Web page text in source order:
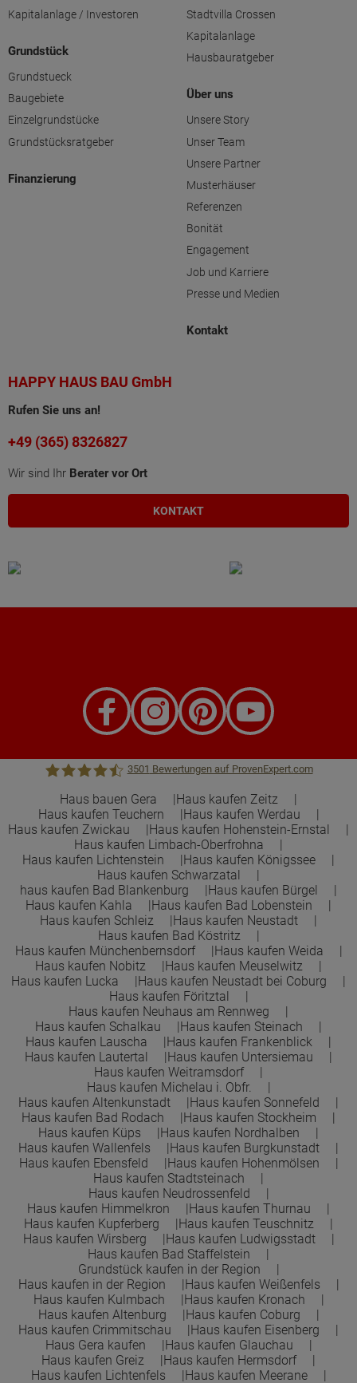
Kapitalanlage / Investoren
Grundstück
Grundstueck
Baugebiete
Einzelgrundstücke
Grundstücksratgeber
Finanzierung
Stadtvilla Crossen
Kapitalanlage
Hausbauratgeber
Über uns
Unsere Story
Unser Team
Unsere Partner
Musterhäuser
Referenzen
Bonität
Engagement
Job und Karriere
Presse und Medien
Kontakt
HAPPY HAUS BAU GmbH
Rufen Sie uns an!
+49 (365) 8326827
Wir sind Ihr Berater vor Ort
KONTAKT
Town &Country Haus Lizenzgeber GmbH
3501 Bewertungen auf ProvenExpert.com
Haus bauen Gera
Haus kaufen Zeitz
Haus kaufen Teuchern
Haus kaufen Werdau
Haus kaufen Zwickau
Haus kaufen Hohenstein-Ernstal
Haus kaufen Limbach-Oberfrohna
Haus kaufen Lichtenstein
Haus kaufen Königssee
Haus kaufen Schwarzatal
haus kaufen Bad Blankenburg
Haus kaufen Bürgel
Haus kaufen Kahla
Haus kaufen Bad Lobenstein
Haus kaufen Schleiz
Haus kaufen Neustadt
Haus kaufen Bad Köstritz
Haus kaufen Münchenbernsdorf
Haus kaufen Weida
Haus kaufen Nobitz
Haus kaufen Meuselwitz
Haus kaufen Lucka
Haus kaufen Neustadt bei Coburg
Haus kaufen Föritztal
Haus kaufen Neuhaus am Rennweg
Haus kaufen Schalkau
Haus kaufen Steinach
Haus kaufen Lauscha
Haus kaufen Frankenblick
Haus kaufen Lautertal
Haus kaufen Untersiemau
Haus kaufen Weitramsdorf
Haus kaufen Michelau i. Obfr.
Haus kaufen Altenkunstadt
Haus kaufen Sonnefeld
Haus kaufen Bad Rodach
Haus kaufen Stockheim
Haus kaufen Küps
Haus kaufen Nordhalben
Haus kaufen Wallenfels
Haus kaufen Burgkunstadt
Haus kaufen Ebensfeld
Haus kaufen Hohenmölsen
Haus kaufen Stadtsteinach
Haus kaufen Neudrossenfeld
Haus kaufen Himmelkron
Haus kaufen Thurnau
Haus kaufen Kupferberg
Haus kaufen Teuschnitz
Haus kaufen Wirsberg
Haus kaufen Ludwigsstadt
Haus kaufen Bad Staffelstein
Grundstück kaufen in der Region
Haus kaufen in der Region
Haus kaufen Weißenfels
Haus kaufen Kulmbach
Haus kaufen Kronach
Haus kaufen Altenburg
Haus kaufen Coburg
Haus kaufen Crimmitschau
Haus kaufen Eisenberg
Haus Gera kaufen
Haus kaufen Glauchau
Haus kaufen Greiz
Haus kaufen Hermsdorf
Haus kaufen Lichtenfels
Haus kaufen Meerane